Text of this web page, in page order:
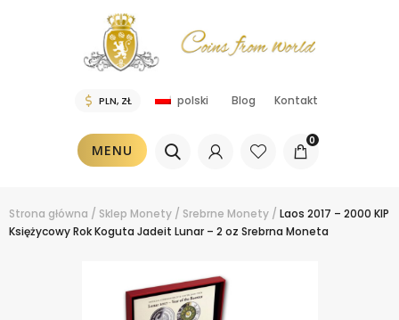
polski Blog Kontakt
MENU
0
Strona główna / Sklep Monety / Srebrne Monety / Laos 2017 – 2000 KIP
Księżycowy Rok Koguta Jadeit Lunar – 2 oz Srebrna Moneta